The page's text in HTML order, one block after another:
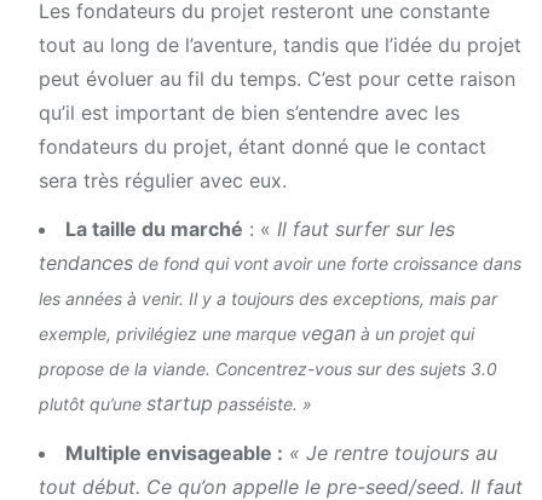
Les fondateurs du projet resteront une constante
tout au long de l’aventure, tandis que l’idée du projet
peut évoluer au fil du temps. C’est pour cette raison
qu’il est important de bien s’entendre avec les
fondateurs du projet, étant donné que le contact
sera très régulier avec eux.
La taille du marché : « Il faut surfer sur les
tendances de fond qui vont avoir une forte croissance dans
les années à venir. Il y a toujours des exceptions, mais par
exemple, privilégiez une marque vegan à un projet qui
propose de la viande. Concentrez-vous sur des sujets 3.0
plutôt qu’une startup passéiste. »
Multiple envisageable : « Je rentre toujours au
tout début. Ce qu’on appelle le pre-seed/seed. Il faut